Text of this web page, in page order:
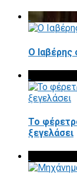
Ο Ιαβέρης
To
ξεγελάσει